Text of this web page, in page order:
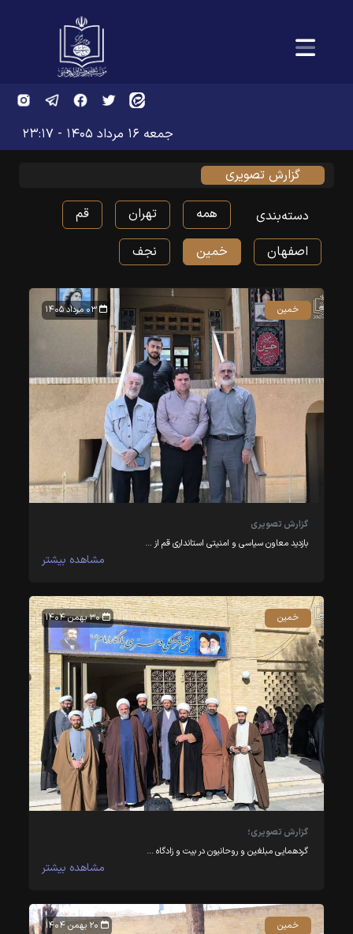
جمعه ۱۶ مرداد ۱۴۰۵ - ۲۳:۱۷
گزارش تصویری
دسته‌بندی همه تهران
قم
اصفهان
خمین نجف
گزارش تصویری
بازدید معاون سیاسی و امنیتی استانداری قم از …
مشاهده بیشتر
خمین
گزارش تصویری؛
گردهمایی مبلغین و روحانیون در بیت و زادگاه …
مشاهده بیشتر
۳۰ بهمن ۱۴۰۴ خمین
خمین